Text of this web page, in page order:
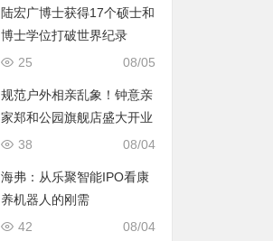
陆宏广博士获得17个硕士和
博士学位打破世界纪录
08/05
25
规范户外相亲乱象！钟意亲
家郑和公园旗舰店盛大开业
08/04
38
海弗：从乐聚智能IPO看康
养机器人的刚需
08/04
42